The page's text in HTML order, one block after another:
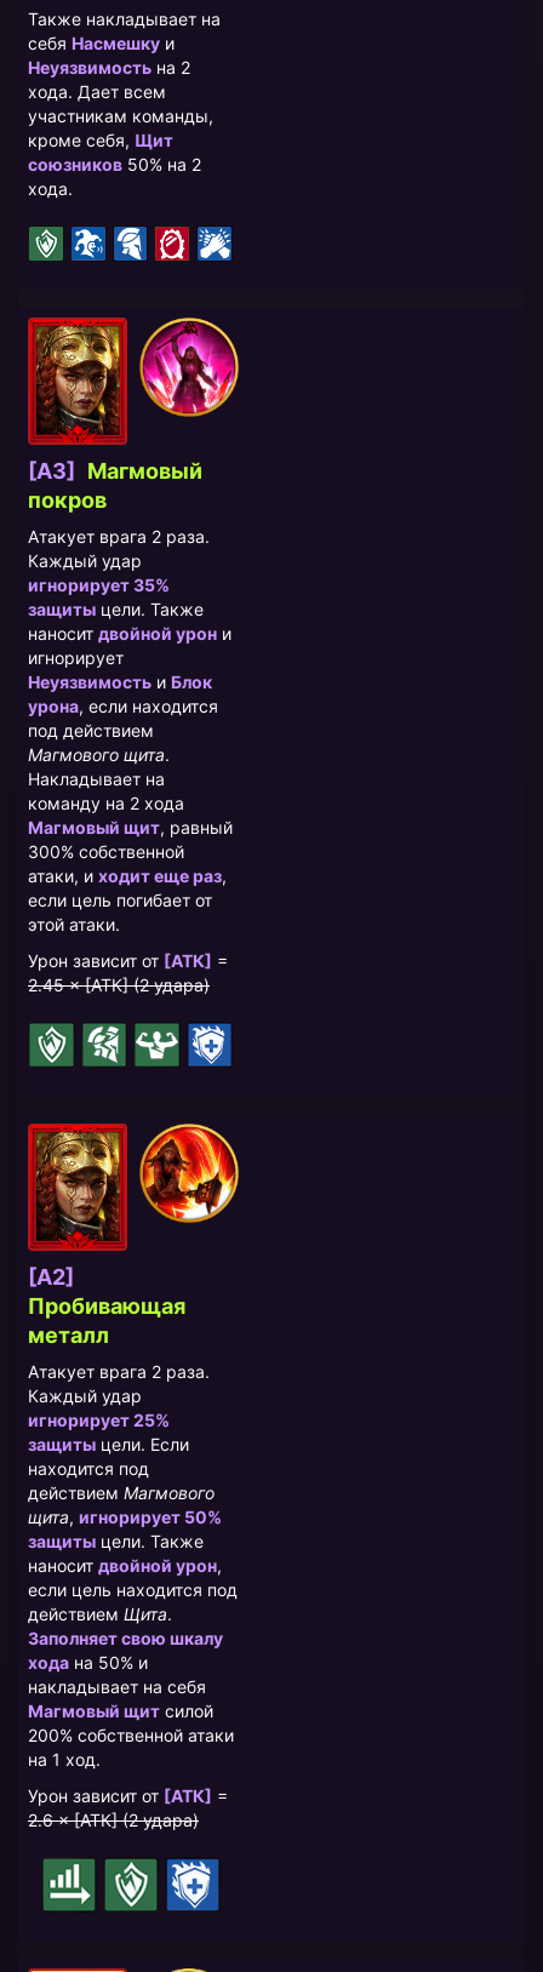
Также накладывает на
себя Насмешку и
Неуязвимость на 2
хода. Дает всем
участникам команды,
кроме себя, Щит
союзников 50% на 2
хода.
[A3] Магмовый
покров
Атакует врага 2 раза.
Каждый удар
игнорирует 35%
защиты цели. Также
наносит двойной урон и
игнорирует
Неуязвимость и Блок
урона, если находится
под действием
Магмового щита.
Накладывает на
команду на 2 хода
Магмовый щит, равный
300% собственной
атаки, и ходит еще раз,
если цель погибает от
этой атаки.
Урон зависит от [АТК] =
2.45 × [АТК] (2 удара)
[A2]
Пробивающая
металл
Атакует врага 2 раза.
Каждый удар
игнорирует 25%
защиты цели. Если
находится под
действием Магмового
щита, игнорирует 50%
защиты цели. Также
наносит двойной урон,
если цель находится под
действием Щита.
Заполняет свою шкалу
хода на 50% и
накладывает на себя
Магмовый щит силой
200% собственной атаки
на 1 ход.
Урон зависит от [АТК] =
2.6 × [АТК] (2 удара)